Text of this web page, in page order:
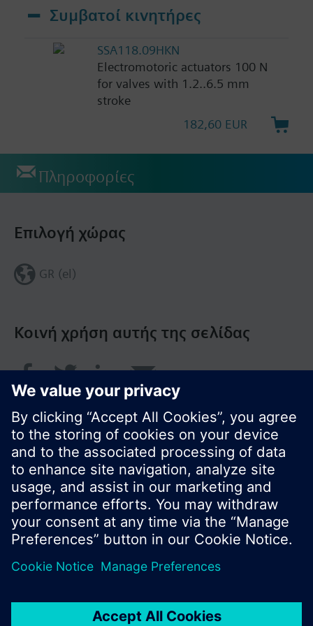
Συμβατοί κινητήρες
SSA118.09HKN
Electromotoric actuators 100 N
for valves with 1.2..6.5 mm
stroke
182,60 EUR
Πληροφορίες
Κοινή χρήση αυτής της σελίδας
Επιλογή χώρας
GR (el)
© Siemens Greece 2017
Το χαρτοφυλάκιο προϊόντων και οι τιμές μπορεί